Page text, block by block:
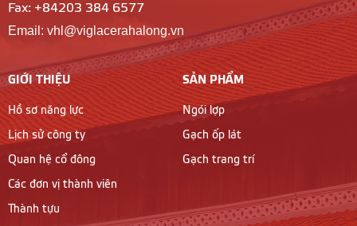
Fax: +84203 384 6577
Email: vhl@viglacerahalong.vn
GIỚI THIỆU
Hồ sơ năng lực
Lịch sử công ty
Quan hệ cổ đông
Các đơn vị thành viên
Thành tựu
SẢN PHẨM
Ngói lợp
Gạch ốp lát
Gạch trang trí